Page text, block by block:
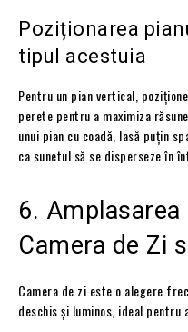
Poziționarea
tipul acestuia
Pentru un pian vertical,
perete pentru a maximiza
unui pian cu coadă, lasă puțin
ca sunetul să se disperseze în
6.
Camera de Zi
Camera de zi este o alegere
deschis și luminos, ideal pentru